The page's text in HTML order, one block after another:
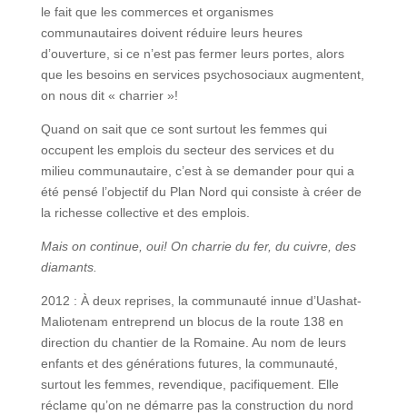
le fait que les commerces et organismes
communautaires doivent réduire leurs heures
d’ouverture, si ce n’est pas fermer leurs portes, alors
que les besoins en services psychosociaux augmentent,
on nous dit « charrier »!
Quand on sait que ce sont surtout les femmes qui
occupent les emplois du secteur des services et du
milieu communautaire, c’est à se demander pour qui a
été pensé l’objectif du Plan Nord qui consiste à créer de
la richesse collective et des emplois.
Mais on continue, oui! On charrie du fer, du cuivre, des
diamants.
2012 : À deux reprises, la communauté innue d’Uashat-
Maliotenam entreprend un blocus de la route 138 en
direction du chantier de la Romaine. Au nom de leurs
enfants et des générations futures, la communauté,
surtout les femmes, revendique, pacifiquement. Elle
réclame qu’on ne démarre pas la construction du nord